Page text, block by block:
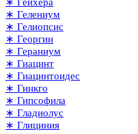
∗ Гелениум
∗ Гелиопсис
∗ Георгин
∗ Гераниум
∗ Гиацинт
∗ Гиацинтоидес
∗ Гинкго
∗ Гипсофила
∗ Гладиолус
∗ Глициния